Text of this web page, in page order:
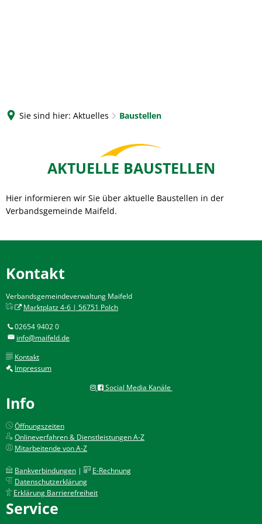
Sie sind hier: Aktuelles Baustellen
AKTUELLE BAUSTELLEN
Hier informieren wir Sie über aktuelle Baustellen in der
Verbandsgemeinde Maifeld.
Kontakt
Verbandsgemeindeverwaltung Maifeld
Marktplatz 4-6 | 56751 Polch
02654 9402 0
info@maifeld.de
Kontakt
Impressum
Social Media Kanäle
Info
Öffnungszeiten
Onlineverfahren & Dienstleistungen A-Z
Mitarbeitende von A-Z
Bankverbindungen |
E-Rechnung
Datenschutzerklärung
Erklärung Barrierefreiheit
Service